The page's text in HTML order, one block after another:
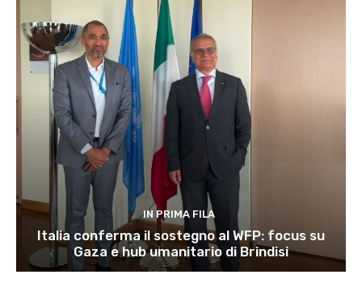
IN PRIMA FILA
Italia conferma il sostegno al WFP: focus su
Gaza e hub umanitario di Brindisi